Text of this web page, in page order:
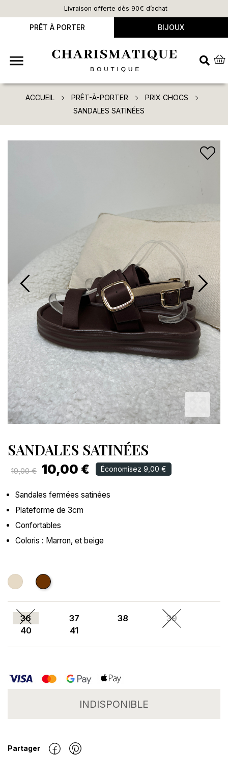
Livraison offerte dès 90€ d’achat
PRÊT À PORTER BIJOUX

ACCUEIL PRÊT-À-PORTER
PRIX CHOCS
SANDALES SATINÉES
SANDALES SATINÉES
19,00 € 10,00 € Économisez 9,00 €
Sandales fermées satinées
Plateforme de 3cm
Confortables
Coloris : Marron, et beige
Beige Marron
36 37 38
39
40
41
INDISPONIBLE
Partager